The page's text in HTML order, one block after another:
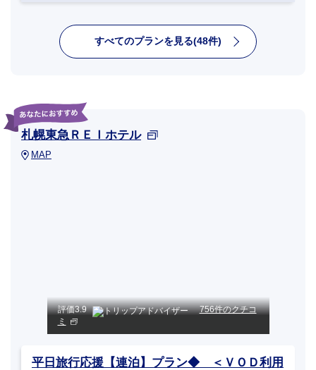
すべてのプランを見る(48件)
札幌東急ＲＥＩホテル
MAP
評価3.9
756件のクチコ
ミ
平日旅行応援【連泊】プラン◆ ＜ＶＯＤ利用